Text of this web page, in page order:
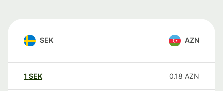
SEK AZN
1 SEK 0.18 AZN